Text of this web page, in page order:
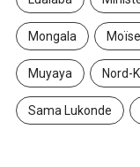
Mongala
Muyaya Nord-
Sama Lukonde